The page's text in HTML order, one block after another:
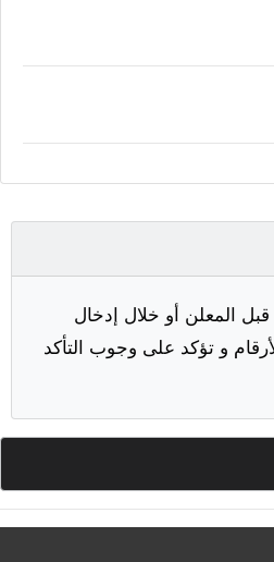
المعلن أو خلال إدخال
و تؤكد على وجوب التأكد